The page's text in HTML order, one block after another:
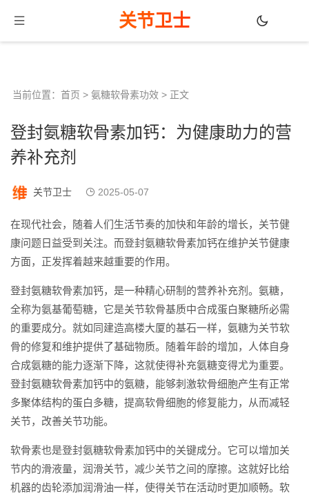
关节卫士
当前位置： 首页 > 氨糖软骨素功效 > 正文
登封氨糖软骨素加钙：为健康助力的营
养补充剂
关节卫士 2025-05-07
在现代社会，随着人们生活节奏的加快和年龄的增长，关节健
康问题日益受到关注。而登封氨糖软骨素加钙在维护关节健康
方面，正发挥着越来越重要的作用。
登封氨糖软骨素加钙，是一种精心研制的营养补充剂。氨糖，
全称为氨基葡萄糖，它是关节软骨基质中合成蛋白聚糖所必需
的重要成分。就如同建造高楼大厦的基石一样，氨糖为关节软
骨的修复和维护提供了基础物质。随着年龄的增加，人体自身
合成氨糖的能力逐渐下降，这就使得补充氨糖变得尤为重要。
登封氨糖软骨素加钙中的氨糖，能够刺激软骨细胞产生有正常
多聚体结构的蛋白多糖，提高软骨细胞的修复能力，从而减轻
关节，改善关节功能。
软骨素也是登封氨糖软骨素加钙中的关键成分。它可以增加关
节内的滑液量，润滑关节，减少关节之间的摩擦。这就好比给
机器的齿轮添加润滑油一样，使得关节在活动时更加顺畅。软